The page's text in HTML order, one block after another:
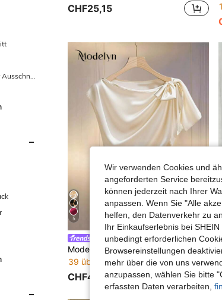
CHF25,15
5
Modelyn
Modelyn Einfarbige Satinbluse mit drapierter Schleife für Frauen
39 übrig
CHF4,65
Wir verwenden Cookies und
angeforderten Service
können jederzeit nach Ihrer
anpassen. Wenn Sie "Alle
helfen, den Datenverkehr zu
Ihr Einkaufserlebnis bei
unbedingt erforderlichen
Browsereinstellungen
mehr über die von uns
anzupassen, wählen Sie bitte
erfassten Daten verarbeiten,